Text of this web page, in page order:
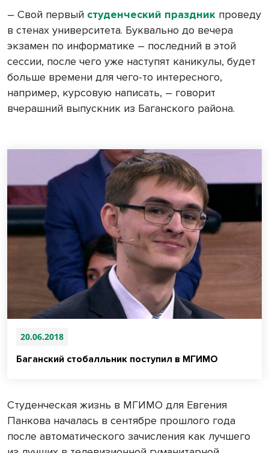
– Свой первый студенческий праздник проведу
в стенах университета. Буквально до вечера
экзамен по информатике – последний в этой
сессии, после чего уже наступят каникулы, будет
больше времени для чего-то интересного,
например, курсовую написать, – говорит
вчерашний выпускник из Баганского района.
20.06.2018
Баганский стобалльник поступил в МГИМО
Студенческая жизнь в МГИМО для Евгения
Панкова началась в сентябре прошлого года
после автоматического зачисления как лучшего